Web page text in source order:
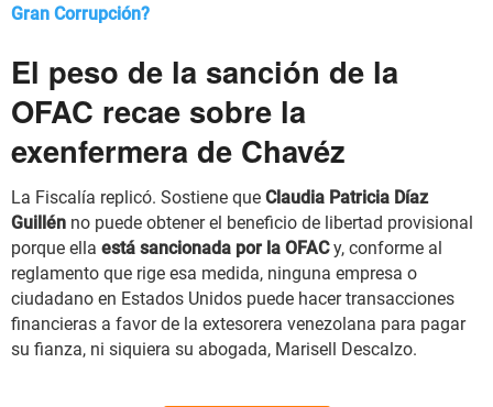
Gran Corrupción?
El peso de la sanción de la
OFAC recae sobre la
exenfermera de Chavéz
La Fiscalía replicó. Sostiene que Claudia Patricia Díaz
Guillén no puede obtener el beneficio de libertad provisional
porque ella está sancionada por la OFACy, conforme al
reglamento que rige esa medida, ninguna empresa o
ciudadano en Estados Unidos puede hacer transacciones
financieras a favor de la extesorera venezolana para pagar
su fianza, ni siquiera su abogada, Marisell Descalzo.